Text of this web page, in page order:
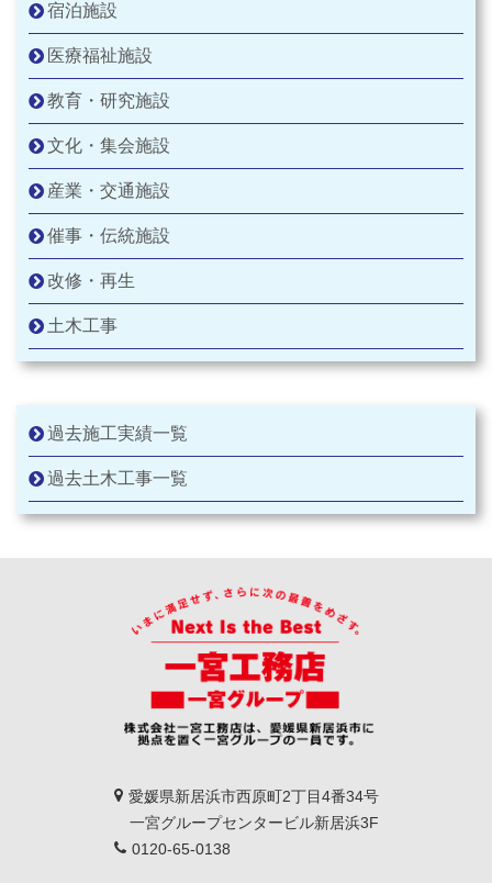
宿泊施設
医療福祉施設
教育・研究施設
文化・集会施設
産業・交通施設
催事・伝統施設
改修・再生
土木工事
過去施工実績一覧
過去土木工事一覧
愛媛県新居浜市西原町2丁目4番34号
一宮グループセンタービル新居浜3F
0120-65-0138